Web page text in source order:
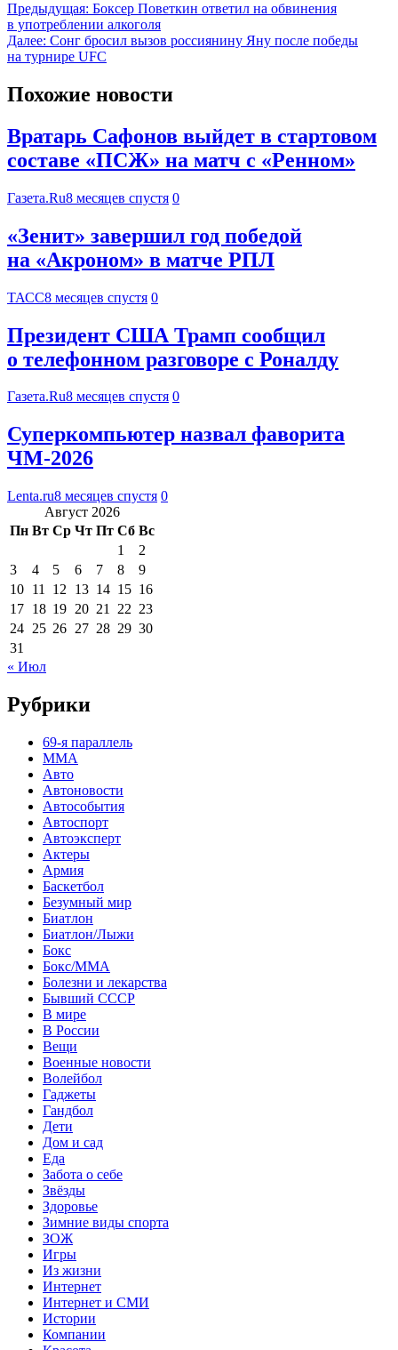
Предыдущая: Боксер Поветкин ответил на обвинения
в употреблении алкоголя
Далее: Сонг бросил вызов россиянину Яну после победы
на турнире UFC
Похожие новости
Вратарь Сафонов выйдет в стартовом
составе «ПСЖ» на матч с «Ренном»
Газета.Ru8 месяцев спустя 0
«Зенит» завершил год победой
на «Акроном» в матче РПЛ
ТАСС8 месяцев спустя 0
Президент США Трамп сообщил
о телефонном разговоре с Роналду
Газета.Ru8 месяцев спустя 0
Суперкомпьютер назвал фаворита
ЧМ-2026
Lenta.ru8 месяцев спустя 0
Август 2026
Пн Вт Ср Чт Пт Сб Вс
1
2
3
4 5 6 7 8
9
10 11 12 13 14 15 16
17 18 19 20 21 22 23
24 25 26 27 28 29 30
31
« Июл
Рубрики
69-я параллель
MMA
Авто
Автоновости
Автособытия
Автоспорт
Автоэксперт
Актеры
Армия
Баскетбол
Безумный мир
Биатлон
Биатлон/Лыжи
Бокс
Бокс/MMA
Болезни и лекарства
Бывший СССР
В мире
В России
Вещи
Военные новости
Волейбол
Гаджеты
Гандбол
Дети
Дом и сад
Еда
Забота о себе
Звёзды
Здоровье
Зимние виды спорта
ЗОЖ
Игры
Из жизни
Интернет
Интернет и СМИ
Истории
Компании